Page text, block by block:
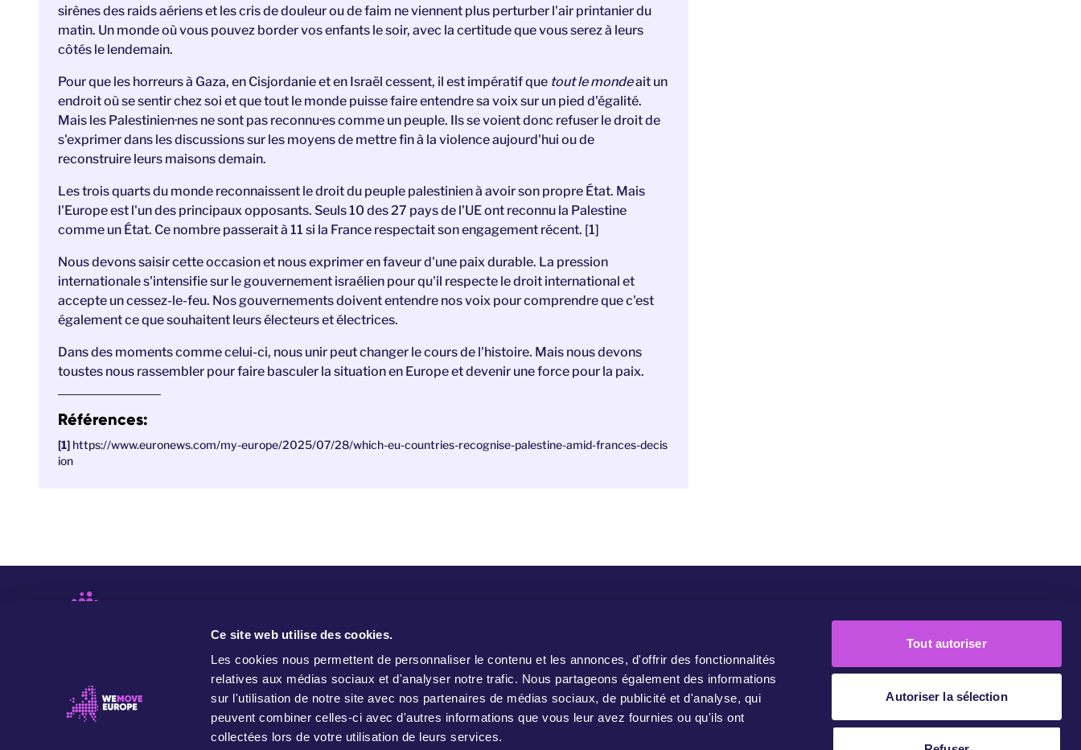
Ce site web utilise des cookies.
Les cookies nous permettent de personnaliser le contenu et les annonces, d'offrir des fonctionnalités
relatives aux médias sociaux et d'analyser notre trafic. Nous partageons également des informations
sur l'utilisation de notre site avec nos partenaires de médias sociaux, de publicité et d'analyse, qui
peuvent combiner celles-ci avec d'autres informations que vous leur avez fournies ou qu'ils ont
collectées lors de votre utilisation de leurs services.
Tout autoriser
Autoriser la sélection
sirènes des raids aériens et les cris de douleur ou de faim ne viennent plus perturber l'air printanier du
matin. Un monde où vous pouvez border vos enfants le soir, avec la certitude que vous serez à leurs
côtés le lendemain.
Pour que les horreurs à Gaza, en Cisjordanie et en Israël cessent, il est impératif que tout le mondeait un
endroit où se sentir chez soi et que tout le monde puisse faire entendre sa voix sur un pied d'égalité.
Mais les Palestinien·nes ne sont pas reconnu·es comme un peuple. Ils se voient donc refuser le droit de
s'exprimer dans les discussions sur les moyens de mettre fin à la violence aujourd'hui ou de
reconstruire leurs maisons demain.
Les trois quarts du monde reconnaissent le droit du peuple palestinien à avoir son propre État. Mais
l'Europe est l'un des principaux opposants. Seuls 10 des 27 pays de l'UE ont reconnu la Palestine
comme un État. Ce nombre passerait à 11 si la France respectait son engagement récent. [1]
Nous devons saisir cette occasion et nous exprimer en faveur d'une paix durable. La pression
internationale s'intensifie sur le gouvernement israélien pour qu'il respecte le droit international et
accepte un cessez-le-feu. Nos gouvernements doivent entendre nos voix pour comprendre que c'est
également ce que souhaitent leurs électeurs et électrices.
Dans des moments comme celui-ci, nous unir peut changer le cours de l'histoire. Mais nous devons
toustes nous rassembler pour faire basculer la situation en Europe et devenir une force pour la paix.
Références:
https://www.euronews.com/my-europe/2025/07/28/which-eu-countries-recognise-palestine-amid-frances-decis
ion
WeMove Europe est un mouvement qui mène des